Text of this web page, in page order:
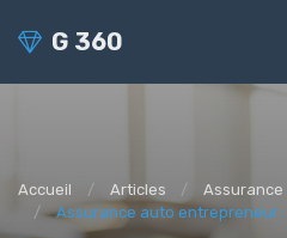
G 360
Accueil Articles
Assurance
Assurance auto entrepreneur :